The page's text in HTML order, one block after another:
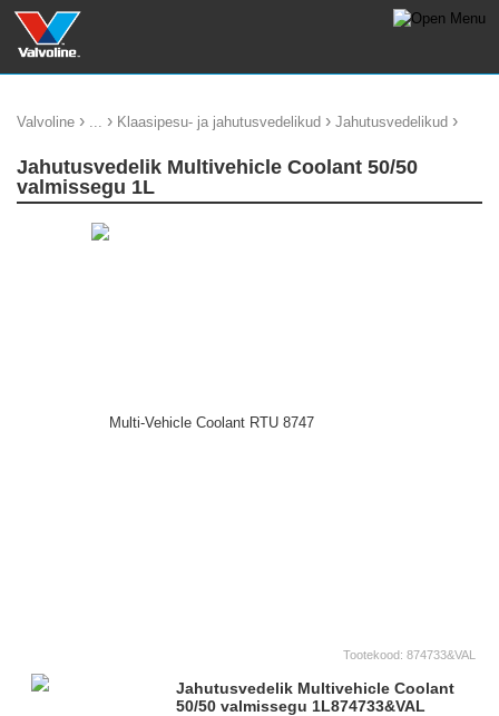
Valvoline › ... › Klaasipesu- ja jahutusvedelikud › Jahutusvedelikud ›
Jahutusvedelik Multivehicle Coolant 50/50
valmissegu 1L
Tootekood: 874733&VAL
Jahutusvedelik Multivehicle Coolant
50/50 valmissegu 1L874733&VAL